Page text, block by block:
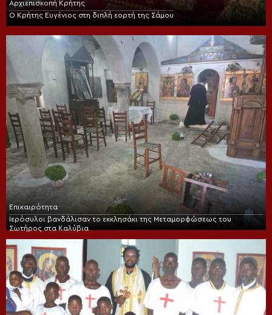
Αρχιεπισκοπή Κρήτης
Ο Κρήτης Ευγένιος στη διπλή εορτή της Σάμου
Επικαιρότητα
Ιερόσυλοι βανδάλισαν το εκκλησάκι της Μεταμορφώσεως του
Σωτήρος στα Καλύβια